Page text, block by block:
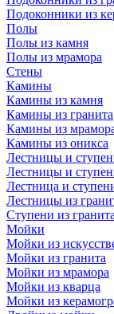
Подоконники из
Полы
Полы из камня
Полы из мрамора
Стены
Камины
Камины из камня
Камины из гранита
Камины из
Камины из оникса
Лестницы и
Лестницы и
Лестница и
Лестницы из
Ступени из гранита
Мойки
Мойки из
Мойки из гранита
Мойки из мрамора
Мойки из кварца
Мойки из